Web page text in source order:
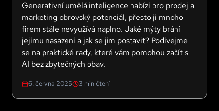
Generativní umělá inteligence nabízí pro prodej a
marketing obrovský potenciál, přesto ji mnoho
firem stále nevyužívá naplno. Jaké mýty brání
jejímu nasazení a jak se jim postavit? Podívejme
se na praktické rady, které vám pomohou začít s
AI bez zbytečných obav.
6. června 2025 3 min čtení